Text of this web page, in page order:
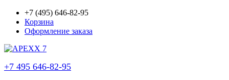
+7 (495) 646-82-95
Корзина
Оформление заказа
+7 495 646-82-95